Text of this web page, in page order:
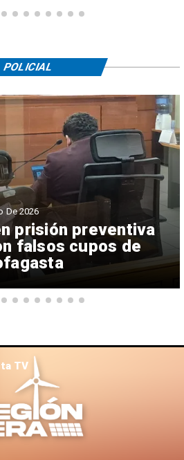
prisión preventiva
falsos cupos de
De 2026
POLICIAL
TV